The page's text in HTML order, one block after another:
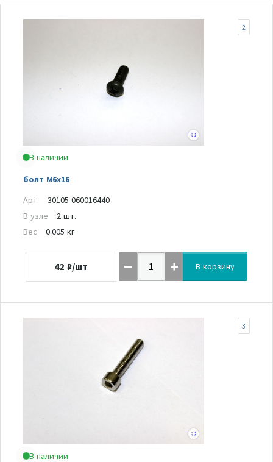
В наличии
болт M6x16
2
Арт.
30105-060016440
В узле
2 шт.
Вес
0.005 кг
42 ₽/шт В корзину
В наличии
3